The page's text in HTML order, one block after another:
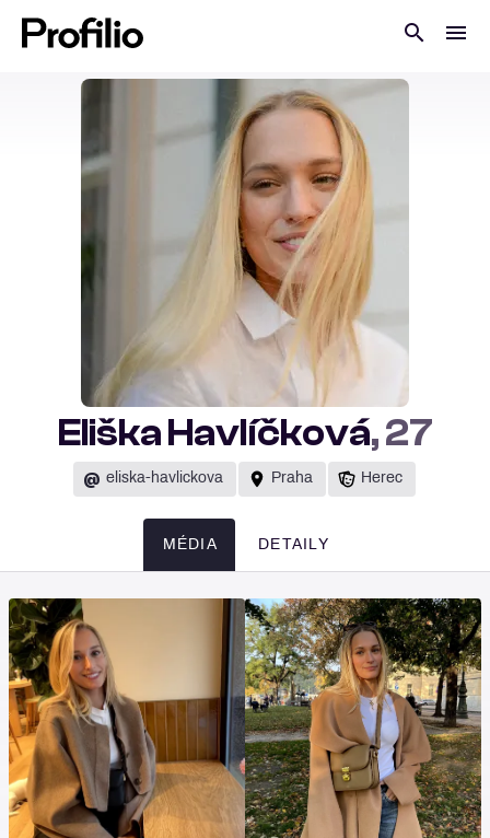
Eliška Havlíčková, 27
@ eliska-havlickova Praha Herec
MÉDIA DETAILY
Média